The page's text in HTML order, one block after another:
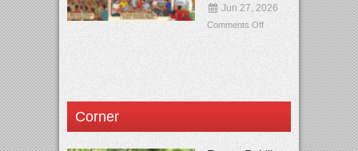
Jun 27, 2026
Comments Off
Corner